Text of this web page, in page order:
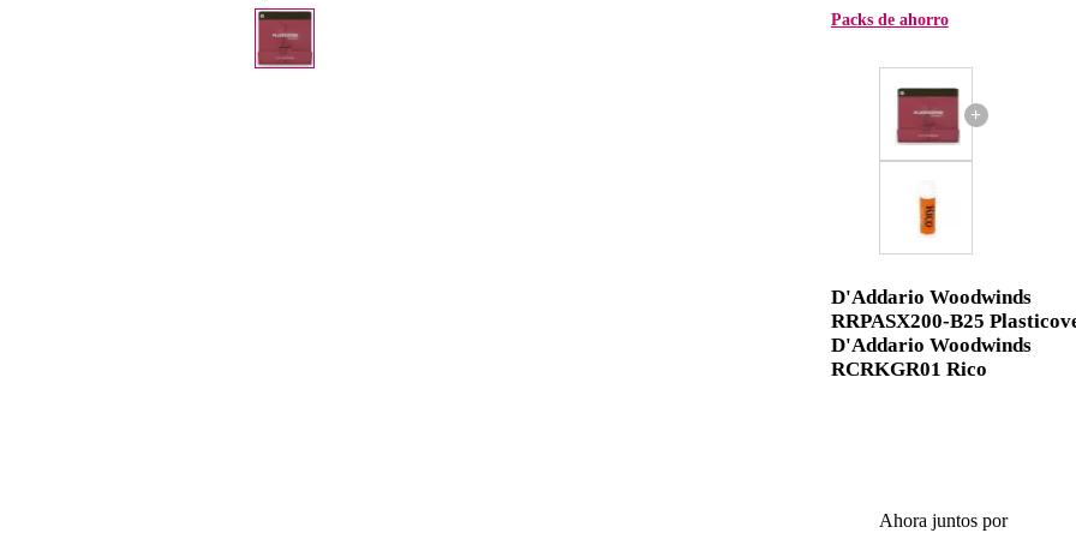
Packs de ahorro
+
D'Addario Woodwinds
RRPASX200-B25
D'Addario Woodwinds
RCRKGR01 Rico
Ahora juntos por